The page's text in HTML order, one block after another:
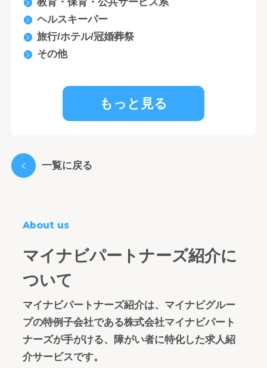
教育・保育・公共サービス系
ヘルスキーパー
旅行/ホテル/冠婚葬祭
その他
もっと見る
一覧に戻る
About us
マイナビパートナーズ紹介に
ついて
マイナビパートナーズ紹介は、マイナビグルー
プの特例子会社である株式会社マイナビパート
ナーズが手がける、障がい者に特化した求人紹
介サービスです。